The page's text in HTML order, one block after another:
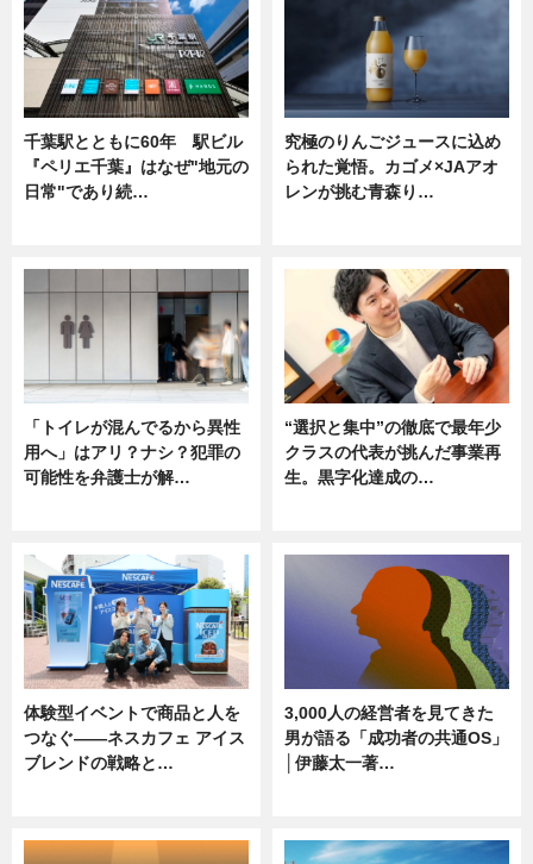
千葉駅とともに60年 駅ビル
『ペリエ千葉』はなぜ"地元の
日常"であり続…
究極のりんごジュースに込め
られた覚悟。カゴメ×JAアオ
レンが挑む青森り…
「トイレが混んでるから異性
用へ」はアリ？ナシ？犯罪の
可能性を弁護士が解…
“選択と集中”の徹底で最年少
クラスの代表が挑んだ事業再
生。黒字化達成の…
体験型イベントで商品と人を
つなぐ――ネスカフェ アイス
ブレンドの戦略と…
3,000人の経営者を見てきた
男が語る「成功者の共通OS」
│伊藤太一著…